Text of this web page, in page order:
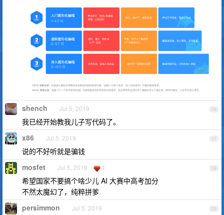
56
shench Jul 5, 2019
我已经开始教我儿子写代码了。
57
x86 Jul 5, 2019
说的不好听就是骗钱
58
mosfet Jul 5, 2019 1
希望国家不要搞个啥少儿 AI 大赛中高考加分
不然太魔幻了，纯粹拼爹
59
persimmon Jul 5, 2019